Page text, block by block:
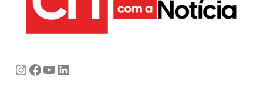
Instagram
Facebook
Youtube
LinkedIn